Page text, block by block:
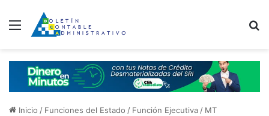
Menú
Inicio / Funciones del Estado / Función Ejecutiva / MT